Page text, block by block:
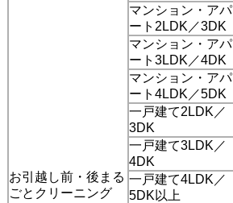
お引越し前・後まる
ごとクリーニング
マンション・アパ
ート2LDK／3DK
マンション・アパ
ート3LDK／4DK
マンション・アパ
ート4LDK／5DK
一戸建て2LDK／
3DK
一戸建て3LDK／
4DK
一戸建て4LDK／
5DK以上